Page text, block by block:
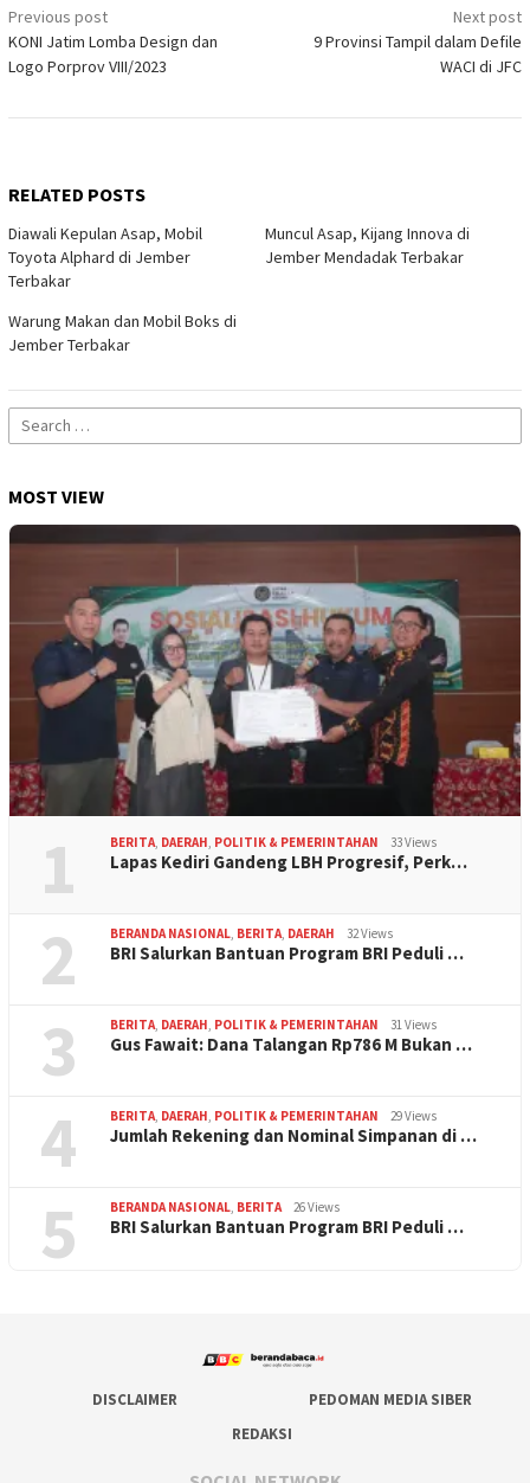
Post
navigation
Previous post
KONI Jatim Lomba Design dan
Logo Porprov VIII/2023
Next post
9 Provinsi Tampil dalam Defile
WACI di JFC
RELATED POSTS
Diawali Kepulan Asap, Mobil
Toyota Alphard di Jember
Terbakar
Muncul Asap, Kijang Innova di
Jember Mendadak Terbakar
Warung Makan dan Mobil Boks di
Jember Terbakar
Search
for:
MOST VIEW
1 BERITA, DAERAH, POLITIK & PEMERINTAHAN 33 Views
Lapas Kediri Gandeng LBH Progresif, Perk…
2 BERANDA NASIONAL, BERITA, DAERAH 32 Views
BRI Salurkan Bantuan Program BRI Peduli …
3 BERITA, DAERAH, POLITIK & PEMERINTAHAN 31 Views
Gus Fawait: Dana Talangan Rp786 M Bukan …
4 BERITA, DAERAH, POLITIK & PEMERINTAHAN 29 Views
Jumlah Rekening dan Nominal Simpanan di …
5 BERANDA NASIONAL, BERITA 26 Views
BRI Salurkan Bantuan Program BRI Peduli …
DISCLAIMER
PEDOMAN MEDIA SIBER
REDAKSI